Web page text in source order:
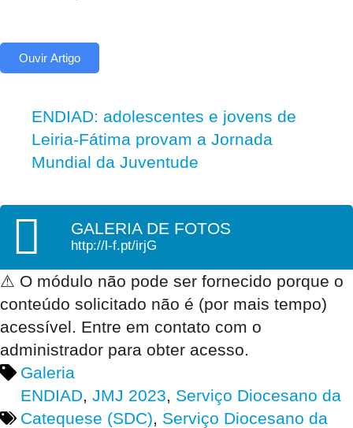
Ouvir Artigo
ENDIAD: adolescentes e jovens de
Leiria-Fátima provam a Jornada
Mundial da Juventude
GALERIA DE FOTOS
http://l-f.pt/irjG
⚠ O módulo não pode ser fornecido porque o
conteúdo solicitado não é (por mais tempo)
acessível. Entre em contato com o
administrador para obter acesso.
Galeria
ENDIAD, JMJ 2023, Serviço Diocesano da
Catequese (SDC), Serviço Diocesano da